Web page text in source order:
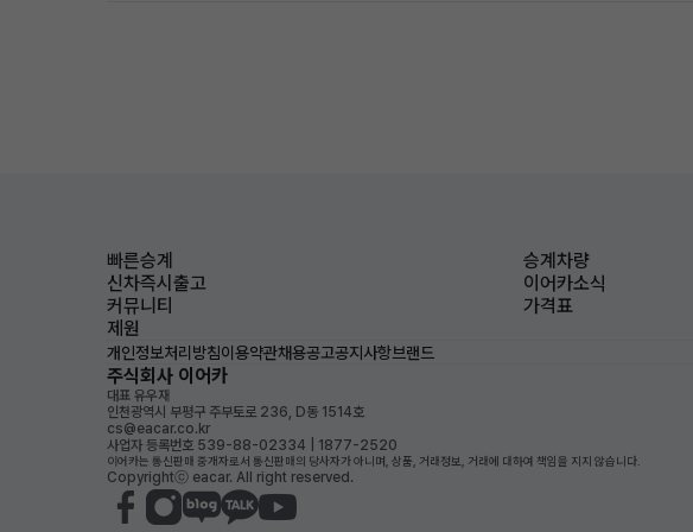
빠른승계
승계차량
신차즉시출고
이어카소식
커뮤니티
가격표
제원
개인정보처리방침이용약관채용공고공지사항브랜드
주식회사 이어카
대표 유우재
인천광역시 부평구 주부토로 236, D동 1514호
cs@eacar.co.kr
사업자 등록번호 539-88-02334 | 1877-2520
이어카는 통신판매 중개자로서 통신판매의 당사자가 아니며, 상품, 거래정보, 거래에 대하여 책임을 지지 않습니다.
Copyrightⓒ eacar. All right reserved.